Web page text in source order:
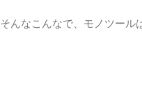
そんなこんなで、モノツール